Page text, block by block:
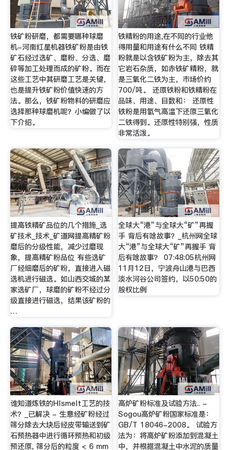
铁矿粉研磨，都需要哪种球磨
机-河南红星机器铁矿粉是由铁
矿石经过选矿、磨粉、分选、磨
碎等加工处理而成的矿粉。而在
这些工艺中其研磨工艺是关键，
也是提升铁矿粉价值快速的方
法。那么，铁矿粉物料的研磨应
选择那种球磨机呢？小编做了以
下介绍。
铁精粉的用途,在不同的行业他
得用量和用途有什么不同 铁精
粉就是以含铁矿粉为主，除去其
它岩石杂质，如赤铁矿精粉，就
是三氧化二铁为主，市场价约
700/吨。 还原铁粉和铁精粉在
品味、用途、目数和： 还原性
铁粉是用氢气高温下还原三氧化
二铁得到。还原性特别强，性质
非常活泼。
提高铁精矿品位的几个措施_选
矿技术_技术_矿道网提高精矿粉
磨后的分级性能，减少过磨现
象，提高精矿粉品位 有些选矿
厂经细磨后的矿粉，直接进入磁
选机进行磁选。如山西交城的某
家选矿厂，球磨的矿粉不经过分
级直接进行磁选，结果该矿粉的
…
全球大“港”与全球大“矿”再握
手 背后有啥故事？_杭州网全球
大“港”与全球大“矿”再握手 背
后有啥故事？ 07:48:05杭州网
11月12日，宁波舟山港与巴西
淡水河谷公司签约，以50:50的
股权比例
谁知道炼铁的HIsmelt工艺的技
术？_已解决 - 生意经矿粉经过
筛分除去大块后经皮带输送到矿
石预热器中进行循环预热和初级
预还原, 筛分后的粒度 < 6 mm
高炉矿粉标准及试验方法.. -
Sogou高炉矿粉国家标准是：
GB/T 18046-2008。 试验方
法为：将高炉矿粉添加到混凝土
中，并根据混凝土中水泥的质量